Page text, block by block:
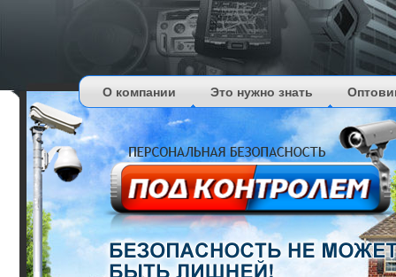
О компании Это нужно знать